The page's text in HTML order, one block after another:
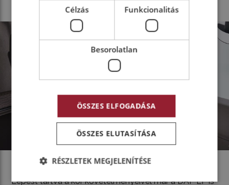
Lépést tartva a kor követelményeivel már a DAF LF is
Célzás Funkcionalitás
Besorolatlan
ÖSSZES ELFOGADÁSA
ÖSSZES ELUTASÍTÁSA
RÉSZLETEK MEGJELENÍTÉSE